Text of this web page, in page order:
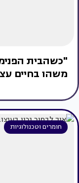
"כשהבית
משהו בחיים
חומרים וטכנולוגיות